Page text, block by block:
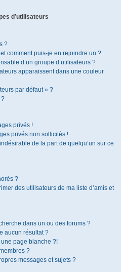
d’utilisateurs
?
comment puis-je en rejoindre un ?
d’un groupe d’utilisateurs ?
apparaissent dans une couleur
par défaut » ?
?
privés !
privés non sollicités !
de la part de quelqu’un sur ce
?
des utilisateurs de ma liste d’amis et
dans un ou des forums ?
aucun résultat ?
page blanche ?!
?
messages et sujets ?